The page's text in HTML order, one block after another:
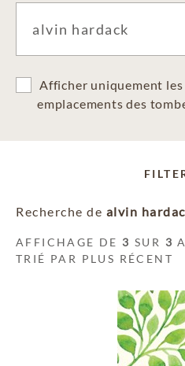
Afficher uniquement
emplacements des
Recherche de alvin
AFFICHAGE DE 3 SUR 3
TRIÉ PAR PLUS RÉCENT